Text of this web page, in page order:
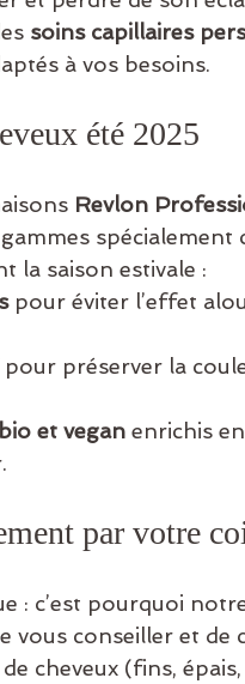
soins capillaires
à vos besoins.
été 2025
Revlon
la saison estivale :
pour éviter l’effet
pour préserver la
et vegan enrichis
par votre
: c’est pourquoi
vous conseiller et de
cheveux (fins,